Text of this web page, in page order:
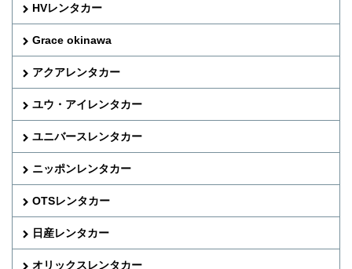
HVレンタカー
Grace okinawa
アクアレンタカー
ユウ・アイレンタカー
ユニバースレンタカー
ニッポンレンタカー
OTSレンタカー
日産レンタカー
オリックスレンタカー